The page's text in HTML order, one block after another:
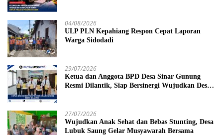
04/08/2026
ULP PLN Kepahiang Respon Cepat Laporan
Warga Sidodadi
29/07/2026
Ketua dan Anggota BPD Desa Sinar Gunung
Resmi Dilantik, Siap Bersinergi Wujudkan Desa
27/07/2026
Wujudkan Anak Sehat dan Bebas Stunting, Desa
Lubuk Saung Gelar Musyawarah Bersama